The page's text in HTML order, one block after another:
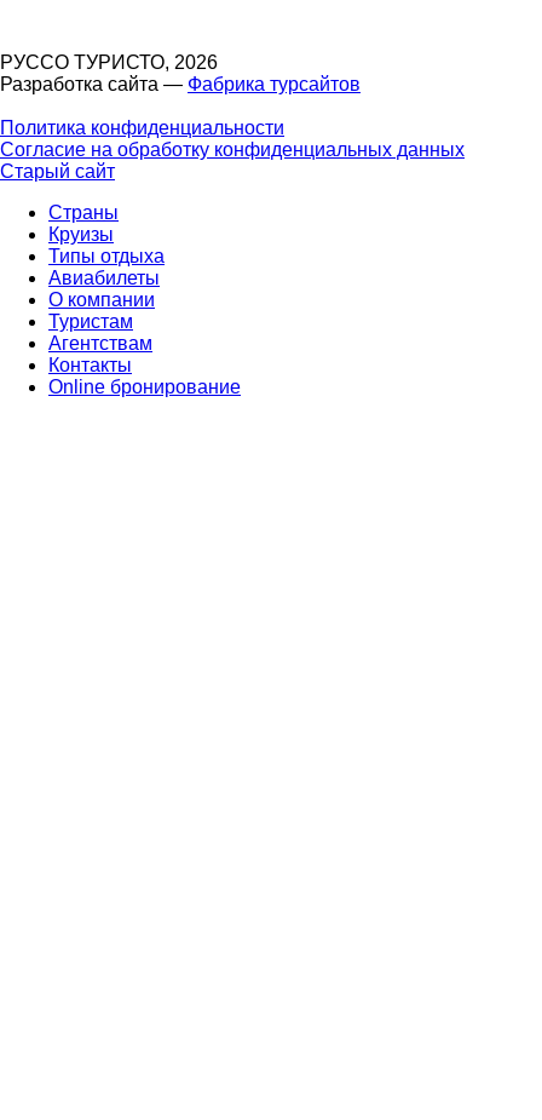
РУССО ТУРИСТО, 2026
Разработка сайта — Фабрика турсайтов
Политика конфиденциальности
Согласие на обработку конфиденциальных данных
Старый сайт
Страны
Круизы
Типы отдыха
Авиабилеты
О компании
Туристам
Агентствам
Контакты
Online бронирование